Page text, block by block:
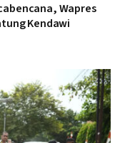
Wapres
Kendawi